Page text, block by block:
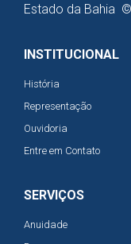
Estado da Bahia
INSTITUCIONAL
História
Representação
Ouvidoria
Entre em Contato
SERVIÇOS
Anuidade